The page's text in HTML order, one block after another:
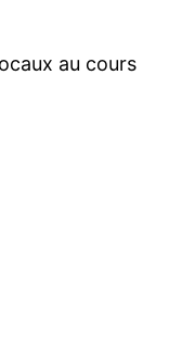
au cours